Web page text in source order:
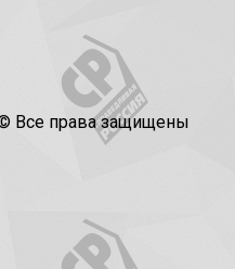
© Все права защищены